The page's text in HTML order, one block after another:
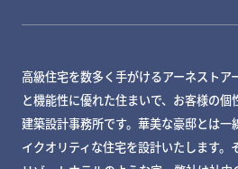
高級住宅を数多く手がけるアーネストア
と機能性に優れた住まいで、お客様の
建築設計事務所です。華美な豪邸とは一
イクオリティな住宅を設計いたします。